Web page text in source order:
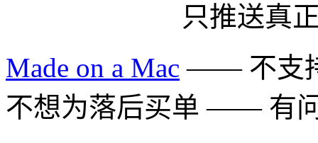
只推送真
Made on a Mac —— 不支
不想为落后买单 —— 有